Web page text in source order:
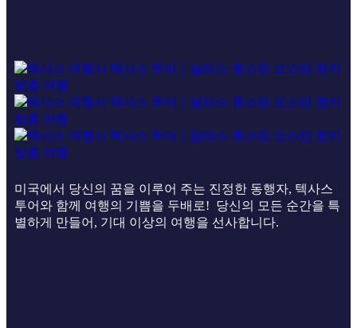
미국에서 당신의 꿈을 이루어 주는 진정한 동행자, 텍사스
투어와 함께 여행의 기쁨을 두배로! 당신의 모든 순간을 특
별하게 만들어, 기대 이상의 여행을 선사합니다.